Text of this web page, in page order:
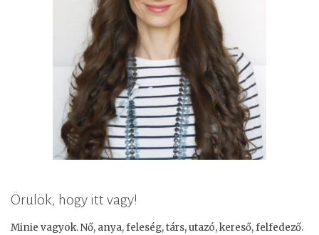
Örülök, hogy itt vagy!
Minie vagyok. Nő, anya, feleség, társ, utazó, kereső, felfedező.